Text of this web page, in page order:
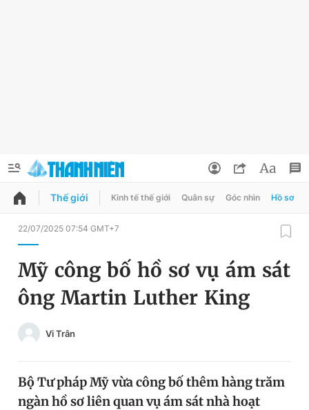
QUẢNG CÁO
Chuyên mục
Chuyên mục khác
Tin thị trường Tin 360
Đổi mật khẩu
Tin đã lưu
Tin đã xem
Đăng xuất
Thế giới Kinh tế thế giới Quân sự Góc nhìn Hồ sơ
22/07/2025 07:54 GMT+7
Mỹ công bố hồ sơ vụ ám sát
ông Martin Luther King
Vi Trân
Bộ Tư pháp Mỹ vừa công bố thêm hàng trăm
ngàn hồ sơ liên quan vụ ám sát nhà hoạt